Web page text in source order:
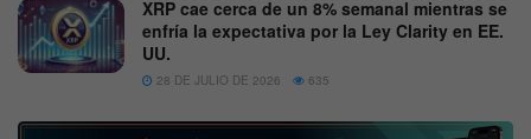
XRP cae cerca de un 8% semanal mientras se
enfría la expectativa por la Ley Clarity en EE.
UU.
28 DE JULIO DE 2026 635